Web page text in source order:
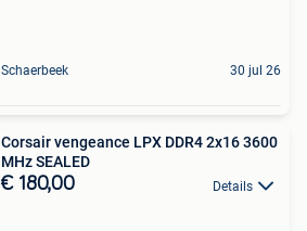
Schaerbeek 30 jul 26
Corsair vengeance LPX DDR4 2x16 3600
MHz SEALED
€ 180,00 Details